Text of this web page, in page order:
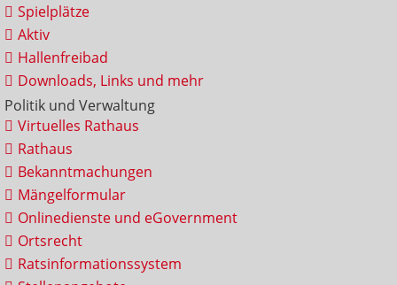
Spielplätze
Aktiv
Hallenfreibad
Downloads, Links und mehr
Politik und Verwaltung
Virtuelles Rathaus
Rathaus
Bekanntmachungen
Mängelformular
Onlinedienste und eGovernment
Ortsrecht
Ratsinformationssystem